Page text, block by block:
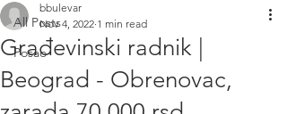
All Posts
Posao
Građevinski radnik |
Beograd - Obrenovac,
bbulevar
Nov 4, 2022 1 min read